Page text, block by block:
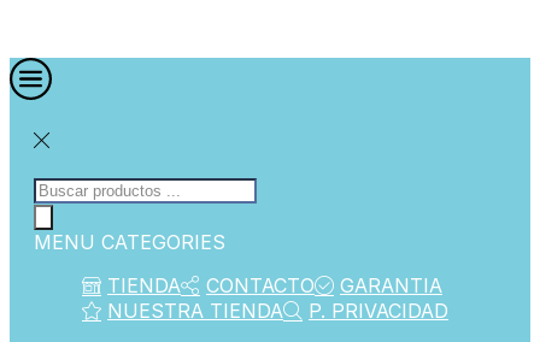
MENU CATEGORIES
TIENDA
CONTACTO
GARANTIA
NUESTRA TIENDA
P. PRIVACIDAD